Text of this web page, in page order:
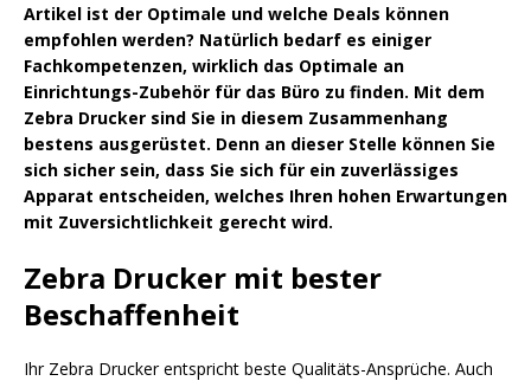
Artikel ist der Optimale und welche Deals können
empfohlen werden? Natürlich bedarf es einiger
Fachkompetenzen, wirklich das Optimale an
Einrichtungs-Zubehör für das Büro zu finden. Mit dem
Zebra Drucker sind Sie in diesem Zusammenhang
bestens ausgerüstet. Denn an dieser Stelle können Sie
sich sicher sein, dass Sie sich für ein zuverlässiges
Apparat entscheiden, welches Ihren hohen Erwartungen
mit Zuversichtlichkeit gerecht wird.
Zebra Drucker mit bester
Beschaffenheit
Ihr Zebra Drucker entspricht beste Qualitäts-Ansprüche. Auch